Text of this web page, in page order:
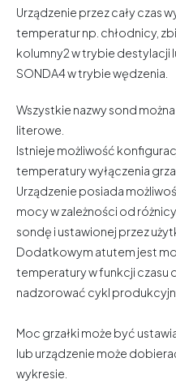
Urządzenie przez cały czas
temperatur np. chłodnicy,
kolumny2 w trybie destylacji
SONDA4 w trybie wędzenia.
Wszystkie nazwy sond
literowe.
Istnieje możliwość
temperatury wyłączenia
Urządzenie posiada
mocy w zależności od
sondę i ustawionej przez
Dodatkowym atutem jest
temperatury w funkcji czasu
nadzorować cykl
Moc grzałki może być
lub urządzenie może
wykresie.